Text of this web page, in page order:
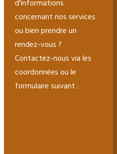
d'informations
concernant nos services
ou bien prendre un
rendez-vous ?
Contactez-nous via les
coordonnées ou le
formulaire suivant :